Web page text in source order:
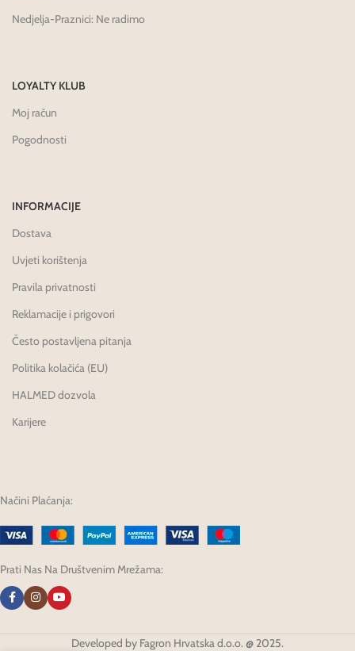
Nedjelja-Praznici: Ne radimo
LOYALTY KLUB
Moj račun
Pogodnosti
INFORMACIJE
Dostava
Uvjeti korištenja
Pravila privatnosti
Reklamacije i prigovori
Često postavljena pitanja
Politika kolačića (EU)
HALMED dozvola
Karijere
Načini Plaćanja:
Prati Nas Na Društvenim Mrežama:
Developed by Fagron Hrvatska d.o.o. @ 2025.